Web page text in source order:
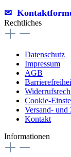
✉︎
Rechtliches
Datenschutz
Impressum
AGB
Cookie-
Versand- und
Kontakt
Informationen